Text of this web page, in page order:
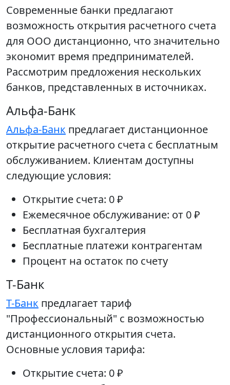
Современные банки предлагают
возможность открытия расчетного счета
для ООО дистанционно, что значительно
экономит время предпринимателей.
Рассмотрим предложения нескольких
банков, представленных в источниках.
Альфа-Банк
Альфа-Банк предлагает дистанционное
открытие расчетного счета с бесплатным
обслуживанием. Клиентам доступны
следующие условия:
Открытие счета: 0 ₽
Ежемесячное обслуживание: от 0 ₽
Бесплатная бухгалтерия
Бесплатные платежи контрагентам
Процент на остаток по счету
Т-Банк
Т-Банк предлагает тариф
"Профессиональный" с возможностью
дистанционного открытия счета.
Основные условия тарифа:
Открытие счета: 0 ₽